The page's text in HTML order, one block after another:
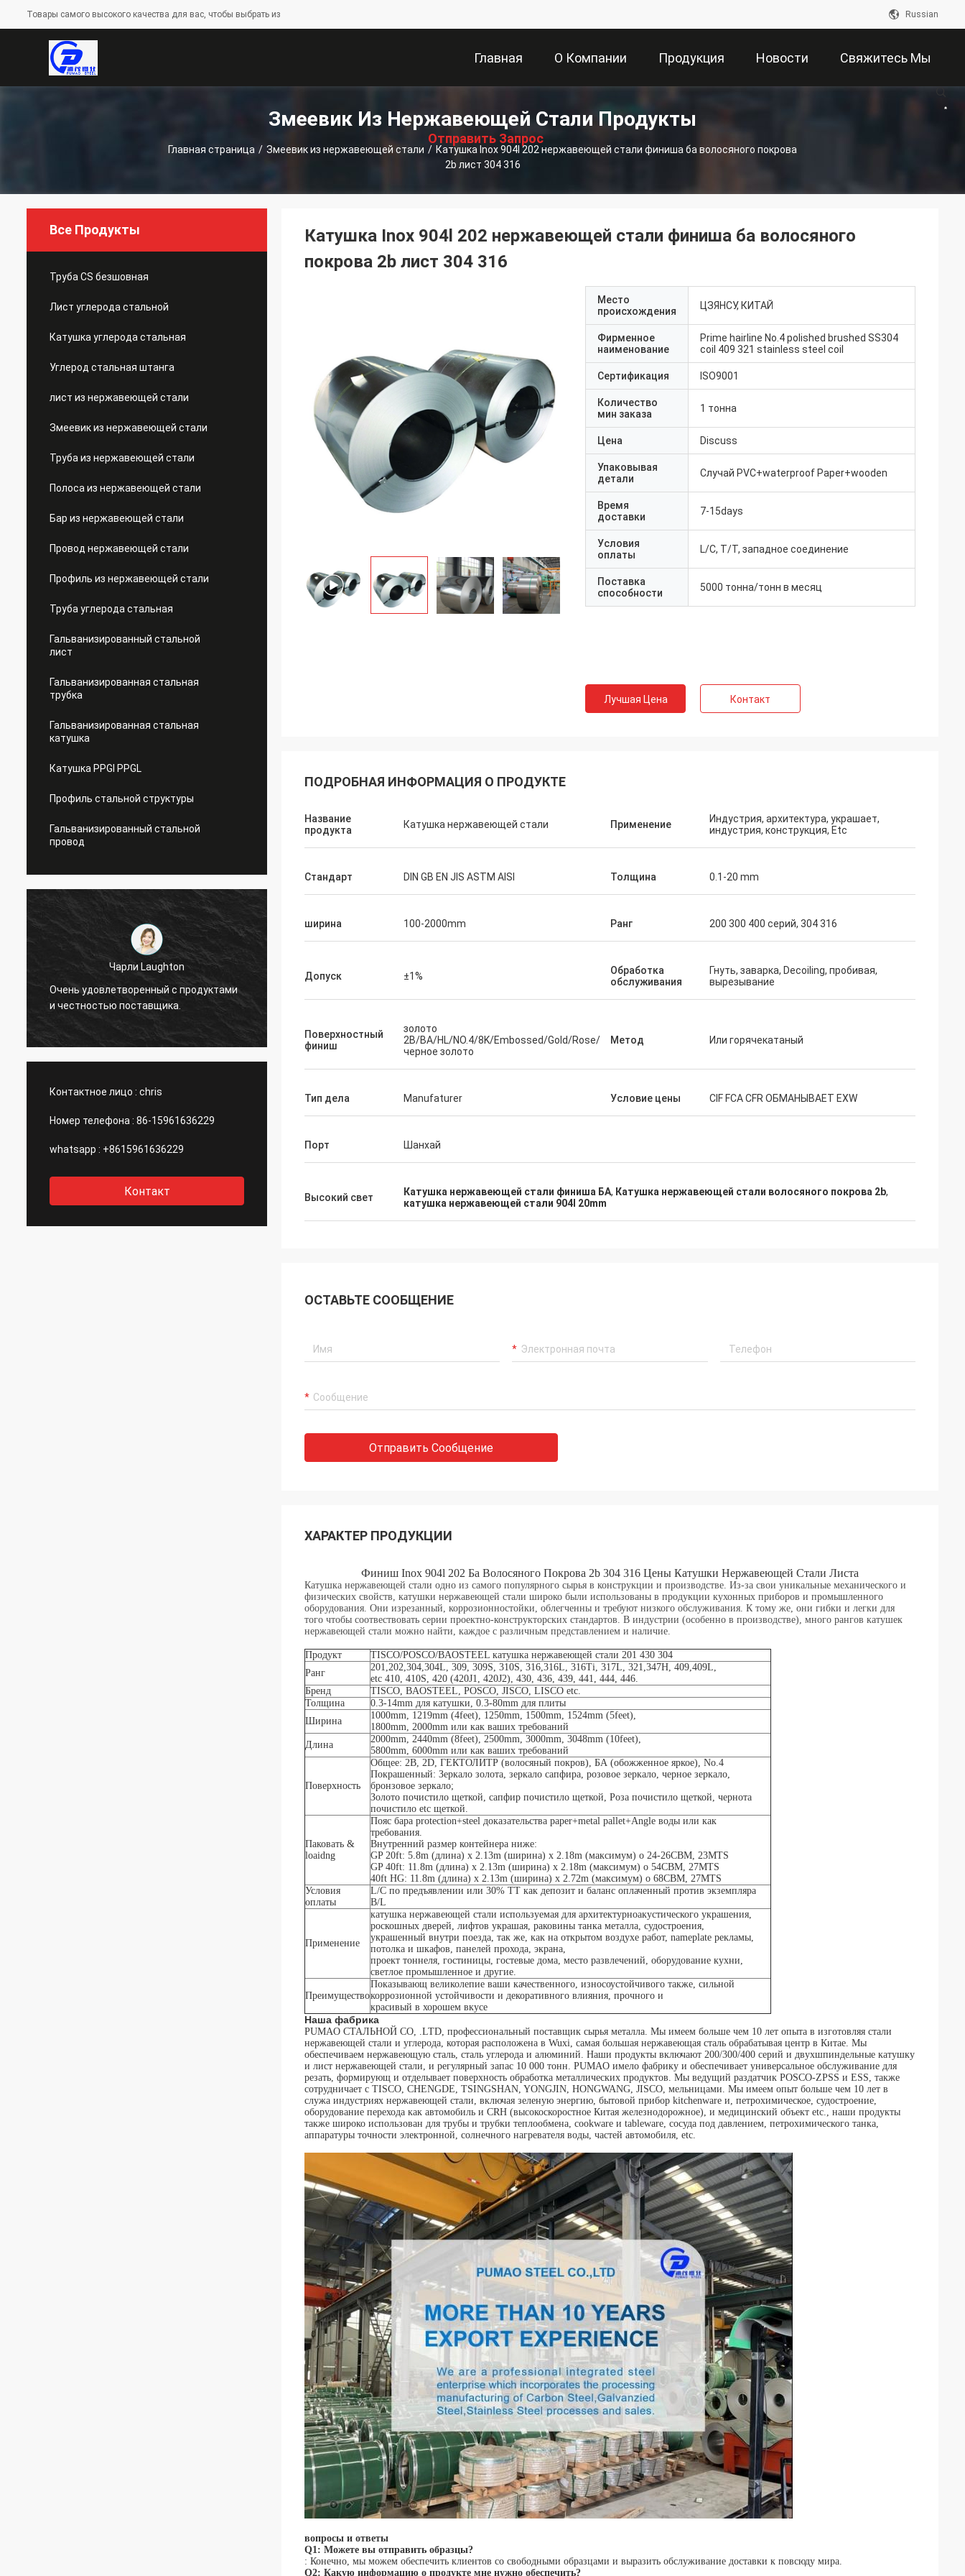
Товары самого высокого качества для вас, чтобы выбрать из Russian
Главная
Страница
О Компании Продукция Новости Свяжитесь Мы
述
Отправить Запрос
Змеевик Из Нержавеющей Стали Продукты
Главная страница / Змеевик из нержавеющей стали / Катушка Inox 904l 202 нержавеющей стали финиша ба волосяного покрова
2b лист 304 316
Все Продукты
Труба CS безшовная
Лист углерода стальной
Катушка углерода стальная
Углерод стальная штанга
лист из нержавеющей стали
Змеевик из нержавеющей стали
Труба из нержавеющей стали
Полоса из нержавеющей стали
Бар из нержавеющей стали
Провод нержавеющей стали
Профиль из нержавеющей стали
Труба углерода стальная
Гальванизированный стальной
лист
Гальванизированная стальная
трубка
Гальванизированная стальная
катушка
Катушка PPGI PPGL
Профиль стальной структуры
Гальванизированный стальной
провод
Чарли Laughton
Очень удовлетворенный с продуктами
и честностью поставщика.
Вивиан убеждалось что я имело супер
даже без меня спрашивая. Тщательно
порекомендуйте общаться с ей и этой
компанией.
Мы гордо для того чтобы сказать нас
удовлетворяем товары чего мы
Контактное лицо : chris
Номер телефона : 86-15961636229
whatsapp : +8615961636229
Контакт
Катушка Inox 904l 202 нержавеющей стали финиша ба волосяного
покрова 2b лист 304 316
Место
происхождения
ЦЗЯНСУ, КИТАЙ
Фирменное
наименование
Prime hairline No.4 polished brushed SS304
coil 409 321 stainless steel coil
Сертификация ISO9001
Количество
мин заказа
1 тонна
Цена Discuss
Упаковывая
детали
Случай PVC+waterproof Paper+wooden
Время
доставки
7-15days
Условия
оплаты
L/C, T/T, западное соединение
Поставка
способности
5000 тонна/тонн в месяц
Лучшая Цена Контакт
ПОДРОБНАЯ ИНФОРМАЦИЯ О ПРОДУКТЕ
Название
продукта
Катушка нержавеющей стали Применение
Индустрия, архитектура, украшает,
индустрия, конструкция, Etc
Стандарт DIN GB EN JIS ASTM AISI Толщина 0.1-20 mm
ширина 100-2000mm Ранг 200 300 400 серий, 304 316
Допуск ±1%
Обработка
обслуживания
Гнуть, заварка, Decoiling, пробивая,
вырезывание
Поверхностный
финиш
золото
2B/BA/HL/NO.4/8K/Embossed/Gold/Rose/
черное золото
Метод Или горячекатаный
Тип дела Manufaturer Условие цены CIF FCA CFR ОБМАНЫВАЕТ EXW
Порт Шанхай
Высокий свет Катушка нержавеющей стали финиша БА, Катушка нержавеющей стали волосяного покрова 2b,
катушка нержавеющей стали 904l 20mm
ОСТАВЬТЕ СООБЩЕНИЕ
Отправить Сообщение
ХАРАКТЕР ПРОДУКЦИИ
Финиш Inox 904l 202 Ба Волосяного Покрова 2b 304 316 Цены Катушки Нержавеющей Стали Листа
Катушка нержавеющей стали одно из самого популярного сырья в конструкции и производстве. Из-за свои уникальные механического и
физических свойств, катушки нержавеющей стали широко были использованы в продукции кухонных приборов и промышленного
оборудования. Они изрезанный, коррозионностойки, облегченны и требуют низкого обслуживания. К тому же, они гибки и легки для
того чтобы соотвествовать серии проектно-конструкторских стандартов. В индустрии (особенно в производстве), много рангов катушек
нержавеющей стали можно найти, каждое с различным представлением и наличие.
Продукт
TISCO/POSCO/BAOSTEEL катушка нержавеющей стали 201 430 304
Ранг
201,202,304,304L, 309, 309S, 310S, 316,316L, 316Ti, 317L, 321,347H, 409,409L,
etc 410, 410S, 420 (420J1, 420J2), 430, 436, 439, 441, 444, 446.
Бренд
TISCO, BAOSTEEL, POSCO, JISCO, LISCO etc.
Толщина
0.3-14mm для катушки, 0.3-80mm для плиты
Ширина
1000mm, 1219mm (4feet), 1250mm, 1500mm, 1524mm (5feet),
1800mm, 2000mm или как ваших требований
Длина
2000mm, 2440mm (8feet), 2500mm, 3000mm, 3048mm (10feet),
5800mm, 6000mm или как ваших требований
Поверхность
Общее: 2B, 2D, ГЕКТОЛИТР (волосяный покров), БА (обожженное яркое), No.4
Покрашенный: Зеркало золота, зеркало сапфира, розовое зеркало, черное зеркало,
бронзовое зеркало;
Золото почистило щеткой, сапфир почистило щеткой, Роза почистило щеткой, чернота
почистило etc щеткой.
Паковать &
loaidng
Пояс бара protection+steel доказательства paper+metal pallet+Angle воды или как
требования.
Внутренний размер контейнера ниже:
GP 20ft: 5.8m (длина) x 2.13m (ширина) x 2.18m (максимум) о 24-26CBM, 23MTS
GP 40ft: 11.8m (длина) x 2.13m (ширина) x 2.18m (максимум) о 54CBM, 27MTS
40ft HG: 11.8m (длина) x 2.13m (ширина) x 2.72m (максимум) о 68CBM, 27MTS
Условия
оплаты
L/C по предъявлении или 30% TT как депозит и баланс оплаченный против экземпляра
B/L
Применение
катушка нержавеющей стали используемая для архитектурноакустического украшения,
роскошных дверей, лифтов украшая, раковины танка металла, судостроения,
украшенный внутри поезда, так же, как на открытом воздухе работ, nameplate рекламы,
потолка и шкафов, панелей прохода, экрана,
проект тоннеля, гостиницы, гостевые дома, место развлечений, оборудование кухни,
светлое промышленное и другие.
Преимущество
Показывающ великолепие ваши качественного, износоустойчивого также, сильной
коррозионной устойчивости и декоративного влияния, прочного и
красивый в хорошем вкусе
Наша фабрика
PUMAO СТАЛЬНОЙ CO, .LTD, профессиональный поставщик сырья металла. Мы имеем больше чем 10 лет опыта в изготовляя стали
нержавеющей стали и углерода, которая расположена в Wuxi, самая большая нержавеющая сталь обрабатывая центр в Китае. Мы
обеспечиваем нержавеющую сталь, сталь углерода и алюминий. Наши продукты включают 200/300/400 серий и двухшпиндельные катушку
и лист нержавеющей стали, и регулярный запас 10 000 тонн. PUMAO имело фабрику и обеспечивает универсальное обслуживание для
резать, формирующ и отделывает поверхность обработка металлических продуктов. Мы ведущий раздатчик POSCO-ZPSS и ESS, также
сотрудничает с TISCO, CHENGDE, TSINGSHAN, YONGJIN, HONGWANG, JISCO, мельницами. Мы имеем опыт больше чем 10 лет в
служа индустриях нержавеющей стали, включая зеленую энергию, бытовой прибор kitchenware и, петрохимическое, судостроение,
оборудование перехода как автомобиль и CRH (высокоскоростное Китая железнодорожное), и медицинский объект etc., наши продукты
также широко использован для трубы и трубки теплообмена, cookware и tableware, сосуда под давлением, петрохимического танка,
аппаратуры точности электронной, солнечного нагревателя воды, частей автомобиля, etc.
вопросы и ответы
Q1: Можете вы отправить образцы?
: Конечно, мы можем обеспечить клиентов со свободными образцами и выразить обслуживание доставки к повсюду мира.
Q2: Какую информацию о продукте мне нужно обеспечить?